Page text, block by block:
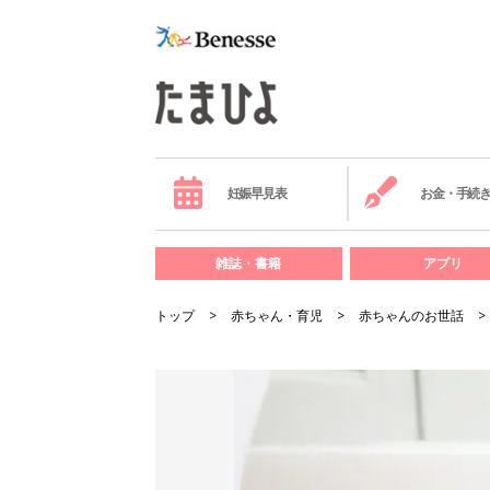
妊娠早見表 お金・手続き
雑誌・書籍 アプリ
トップ 赤ちゃん・育児 赤ちゃんのお世話